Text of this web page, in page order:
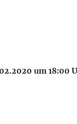
um 18:00